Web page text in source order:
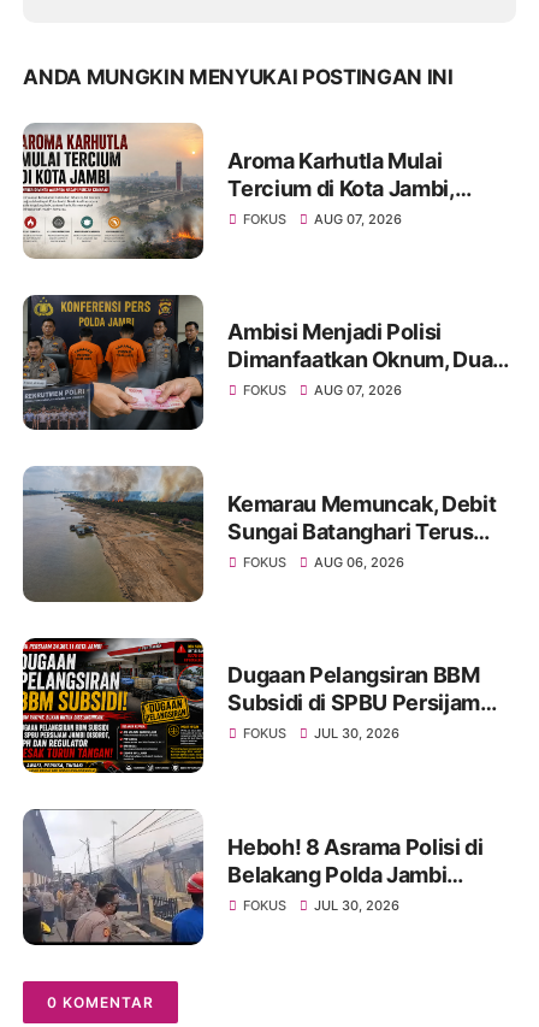
ANDA MUNGKIN MENYUKAI POSTINGAN INI
Aroma Karhutla Mulai
Tercium di Kota Jambi,
Warga Diminta Waspada
FOKUS AUG 07, 2026
Ambisi Menjadi Polisi
Dimanfaatkan Oknum, Dua
Anggota Polda Jambi Diduga
FOKUS AUG 07, 2026
Kemarau Memuncak, Debit
Sungai Batanghari Terus
Menyusut, Jambi Hadapi
FOKUS AUG 06, 2026
Dugaan Pelangsiran BBM
Subsidi di SPBU Persijam
Jambi Disorot, APH dan
FOKUS JUL 30, 2026
Heboh! 8 Asrama Polisi di
Belakang Polda Jambi
Hangus Terbakar, Api
FOKUS JUL 30, 2026
0 KOMENTAR